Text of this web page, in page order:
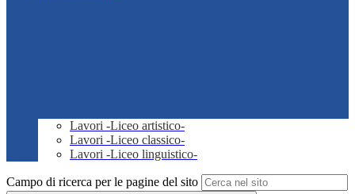
Lavori -Liceo artistico-
Lavori -Liceo classico-
Lavori -Liceo linguistico-
Campo di ricerca per le pagine del sito